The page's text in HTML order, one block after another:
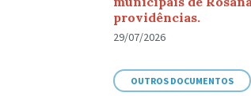
providências.
29/07/2026
OUTROS DOCUMENTOS